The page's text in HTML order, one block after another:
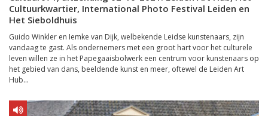
Cultuurkwartier, International Photo Festival Leiden en
Het Sieboldhuis
Guido Winkler en Iemke van Dijk, welbekende Leidse kunstenaars, zijn
vandaag te gast. Als ondernemers met een groot hart voor het culturele
leven willen ze in het Papegaaisbolwerk een centrum voor kunstenaars op
het gebied van dans, beeldende kunst en meer, oftewel de Leiden Art
Hub...